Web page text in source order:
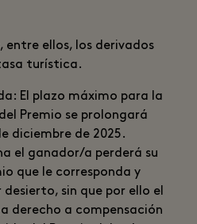
entre ellos, los derivados
turística.
El plazo máximo para la
Premio se prolongará
diciembre de 2025.
el ganador/a perderá su
que le corresponda y
sin que por ello el
derecho a compensación